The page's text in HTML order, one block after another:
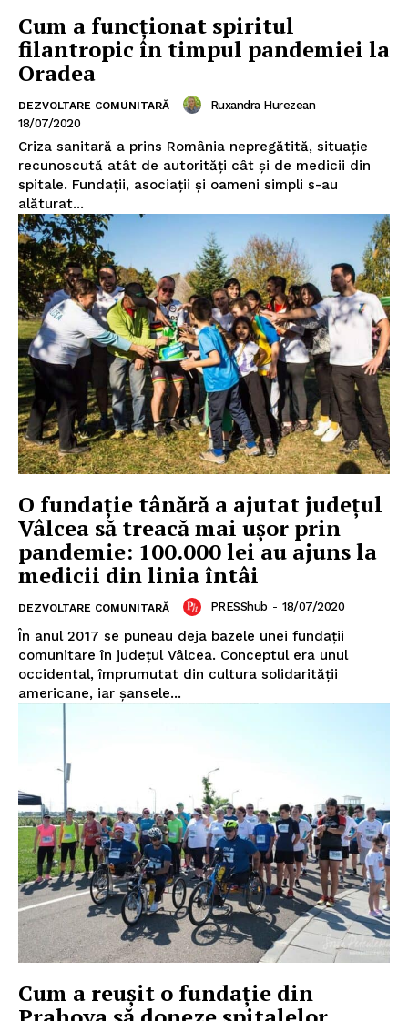
Cum a funcționat spiritul
filantropic în timpul pandemiei la
Oradea
DEZVOLTARE COMUNITARĂ Ruxandra Hurezean -
18/07/2020
Criza sanitară a prins România nepregătită, situație
recunoscută atât de autorități cât și de medicii din
spitale. Fundații, asociații și oameni simpli s-au
alăturat...
O fundație tânără a ajutat județul
Vâlcea să treacă mai ușor prin
pandemie: 100.000 lei au ajuns la
medicii din linia întâi
DEZVOLTARE COMUNITARĂ PRESShub - 18/07/2020
În anul 2017 se puneau deja bazele unei fundații
comunitare în județul Vâlcea. Conceptul era unul
occidental, împrumutat din cultura solidarității
americane, iar șansele...
Cum a reușit o fundație din